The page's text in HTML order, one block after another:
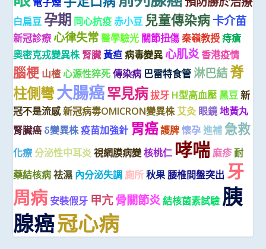
白扁豆 孕期 同心抗疫 赤小豆 兒童傳染病卡介苗
新冠診療 心律失常 醫學驗光 關節扭傷秦嶺教授 痔瘡
奧密克戎變異株 腎臟黃疸 病毒變異 心肌炎香港疫情
腦梗 山楂 心源性猝死 傳染病 巴雷特食管 淋巴結脊
柱側彎大腸癌罕見病拔牙 H型高血壓 黑豆 新
冠不是流感新冠病毒OMICRON變異株 艾灸 眼鏡 地黃丸
腎臟癌 δ變異株疫苗加強針 胃癌護脾 懷孕 進補 急救
化療 分泌性中耳炎 視網膜病變 核桃仁 哮喘 麻疹 耐
藥結核病 祛濕 內分泌失調 廁所 秋果腰椎間盤突出 牙
周病 安裝假牙 甲亢骨關節炎結核菌素試驗 胰
腺癌冠心病